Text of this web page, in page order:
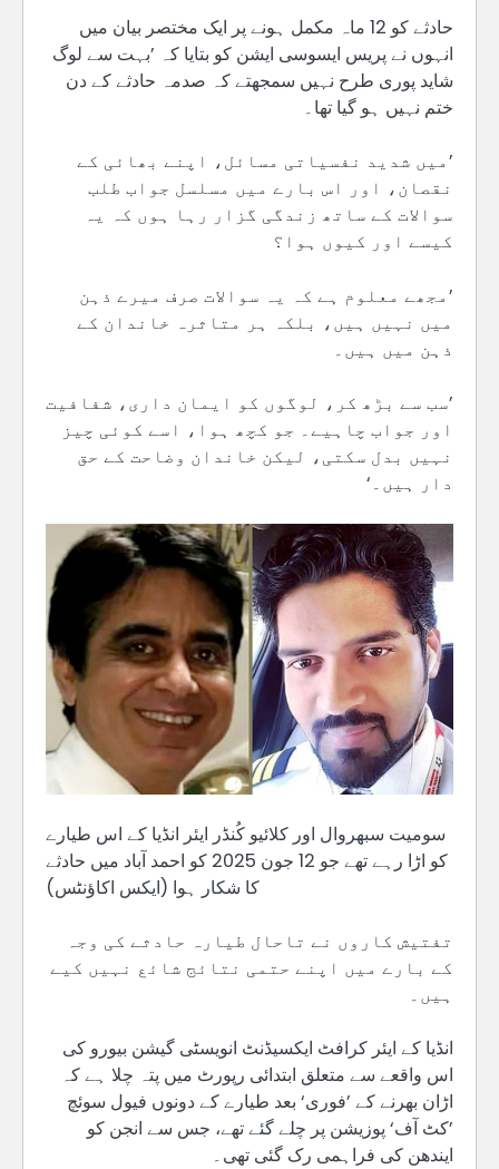
حادثے کو 12 ماہ مکمل ہونے پر ایک مختصر بیان میں
انہوں نے پریس ایسوسی ایشن کو بتایا کہ ’بہت سے لوگ
شاید پوری طرح نہیں سمجھتے کہ صدمہ حادثے کے دن
ختم نہیں ہو گیا تھا۔
’میں شدید نفسیاتی مسائل، اپنے بھائی کے
نقصان، اور اس بارے میں مسلسل جواب طلب
سوالات کے ساتھ زندگی گزار رہا ہوں کہ یہ
کیسے اور کیوں ہوا؟
’مجھے معلوم ہے کہ یہ سوالات صرف میرے ذہن
میں نہیں ہیں، بلکہ ہر متاثرہ خاندان کے
ذہن میں ہیں۔
’سب سے بڑھ کر، لوگوں کو ایمان داری، شفافیت
اور جواب چاہیے۔ جو کچھ ہوا، اسے کوئی چیز
نہیں بدل سکتی، لیکن خاندان وضاحت کے حق
دار ہیں۔‘
سوميت سبھروال اور کلائیو کُنڈر ایئر انڈیا کے اس طیارے
کو اڑا رہے تھے جو 12 جون 2025 کو احمد آباد میں حادثے
کا شکار ہوا (ایکس اکاؤنٹس)
تفتیش کاروں نے تاحال طیارہ حادثے کی وجہ
کے بارے میں اپنے حتمی نتائج شائع نہیں کیے
ہیں۔
انڈیا کے ایئر کرافٹ ایکسیڈنٹ انویسٹی گیشن بیورو کی
اس واقعے سے متعلق ابتدائی رپورٹ میں پتہ چلا ہے کہ
اڑان بھرنے کے ’فوری‘ بعد طیارے کے دونوں فیول سوئچ
’کٹ آف‘ پوزیشن پر چلے گئے تھے، جس سے انجن کو
ایندھن کی فراہمی رک گئی تھی۔